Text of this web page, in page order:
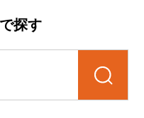
探す